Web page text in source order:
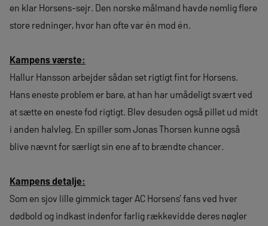
en klar Horsens-sejr. Den norske målmand havde nemlig flere
store redninger, hvor han ofte var én mod én.
Kampens værste:
Hallur Hansson arbejder sådan set rigtigt fint for Horsens.
Hans eneste problem er bare, at han har umådeligt svært ved
at sætte en eneste fod rigtigt. Blev desuden også pillet ud midt
i anden halvleg. En spiller som Jonas Thorsen kunne også
blive nævnt for særligt sin ene af to brændte chancer.
Kampens detalje:
Som en sjov lille gimmick tager AC Horsens’ fans ved hver
dødbold og indkast indenfor farlig rækkevidde deres nøgler